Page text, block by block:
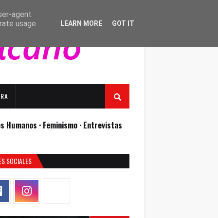
Humanos · Feminismo · Entrevistas
SOCIALES
agent
usage
LEARN MORE GOT IT